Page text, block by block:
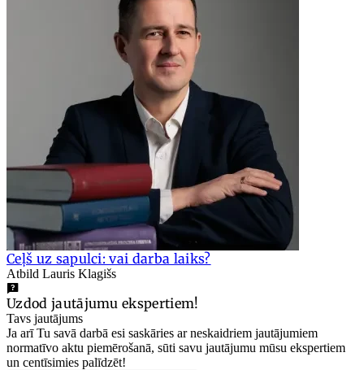
Ceļš uz sapulci: vai darba laiks?
Atbild Lauris Klagišs
Uzdod jautājumu ekspertiem!
Tavs jautājums
Ja arī Tu savā darbā esi saskāries ar neskaidriem jautājumiem
normatīvo aktu piemērošanā, sūti savu jautājumu mūsu ekspertiem
un centīsimies palīdzēt!